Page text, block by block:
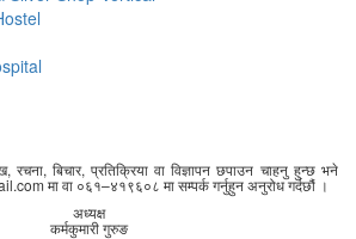
रचना, बिचार, प्रतिक्रिया वा विज्ञापन छपाउन चाहनु हुन्छ भने
मा वा ०६१–४१९६०८ मा सम्पर्क गर्नुहुन अनुरोध गर्दछौं ।
अध्यक्ष
कर्मकुमारी गुरुङ